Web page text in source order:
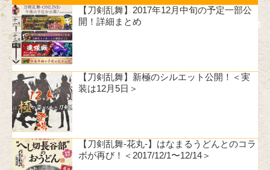
【刀剣乱舞】2017年12月中旬の予定一部公
開！詳細まとめ
【刀剣乱舞】新極のシルエット公開！＜実
装は12月5日＞
【刀剣乱舞-花丸-】はなまるうどんとのコラ
ボが再び！＜2017/12/1〜12/14＞